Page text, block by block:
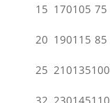
15 170105 75
20 190115 85
25 210135100